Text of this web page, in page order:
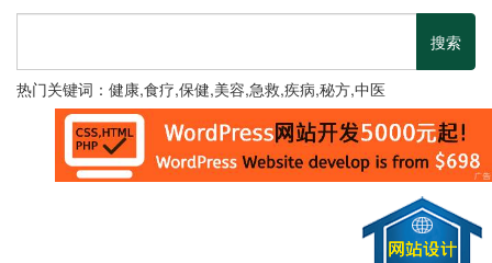
热门关键词：健康,食疗,保健,美容,急救,疾病,秘方,中医